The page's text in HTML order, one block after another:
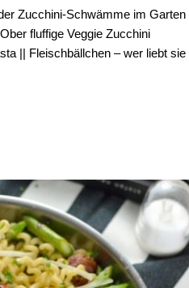
Zucchini-Schwämme im Garten
fluffige Veggie Zucchini
|| Fleischbällchen – wer liebt sie